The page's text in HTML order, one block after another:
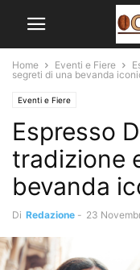
Home Eventi e Fiere
segreti di una bevanda
Eventi e Fiere
Espresso
tradizione
bevanda
Di Redazione - 23